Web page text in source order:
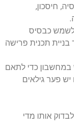
חיסכון,
לשמש כבסיס
בניית תכנית פרישה
במחשבון כדי לתאם
פער גילאים
אותו מדי